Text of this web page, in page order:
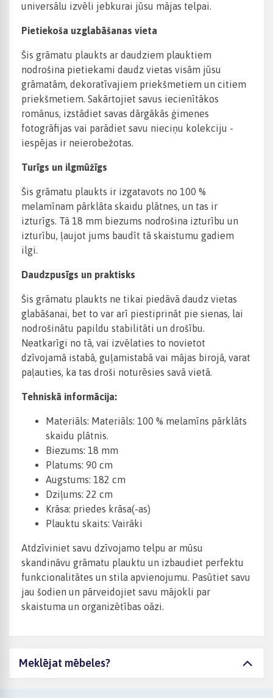
universālu izvēli jebkurai jūsu mājas telpai.
Pietiekoša uzglabāšanas vieta
Šis grāmatu plaukts ar daudziem plauktiem
nodrošina pietiekami daudz vietas visām jūsu
grāmatām, dekoratīvajiem priekšmetiem un citiem
priekšmetiem. Sakārtojiet savus iecienītākos
romānus, izstādiet savas dārgākās ģimenes
fotogrāfijas vai parādiet savu nieciņu kolekciju -
iespējas ir neierobežotas.
Turīgs un ilgmūžīgs
Šis grāmatu plaukts ir izgatavots no 100 %
melamīnam pārklāta skaidu plātnes, un tas ir
izturīgs. Tā 18 mm biezums nodrošina izturību un
izturību, ļaujot jums baudīt tā skaistumu gadiem
ilgi.
Daudzpusīgs un praktisks
Šis grāmatu plaukts ne tikai piedāvā daudz vietas
glabāšanai, bet to var arī piestiprināt pie sienas, lai
nodrošinātu papildu stabilitāti un drošību.
Neatkarīgi no tā, vai izvēlaties to novietot
dzīvojamā istabā, guļamistabā vai mājas birojā, varat
paļauties, ka tas droši noturēsies savā vietā.
Tehniskā informācija:
Materiāls: Materiāls: 100 % melamīns pārklāts
skaidu plātnis.
Biezums: 18 mm
Platums: 90 cm
Augstums: 182 cm
Dziļums: 22 cm
Krāsa: priedes krāsa(-as)
Plauktu skaits: Vairāki
Atdzīviniet savu dzīvojamo telpu ar mūsu
skandināvu grāmatu plauktu un izbaudiet perfektu
funkcionalitātes un stila apvienojumu. Pasūtiet savu
jau šodien un pārveidojiet savu mājokli par
skaistuma un organizētības oāzi.
Meklējat mēbeles?